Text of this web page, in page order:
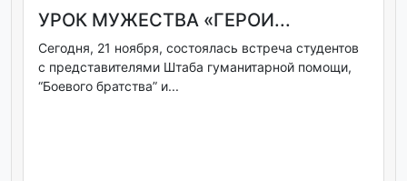
УРОК МУЖЕСТВА «ГЕРОИ...
Сегодня, 21 ноября, состоялась встреча студентов
с представителями Штаба гуманитарной помощи,
“Боевого братства” и...